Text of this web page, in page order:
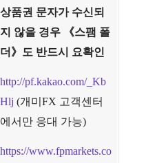
상품권 문자가 수신되
지 않을 경우 《스팸 폴
더》도 반드시 요확인
http://pf.kakao.com/_Kb
Hlj (개미FX 고객센터
에서만 응대 가능)
https://www.fpmarkets.co